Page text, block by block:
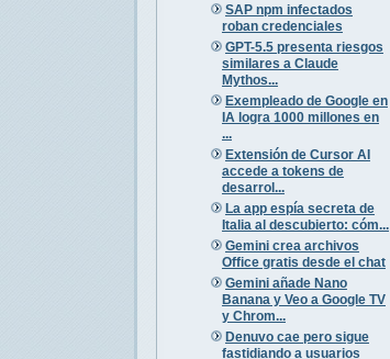
SAP npm infectados
roban credenciales
GPT-5.5 presenta riesgos
similares a Claude
Mythos...
Exempleado de Google en
IA logra 1000 millones en
...
Extensión de Cursor AI
accede a tokens de
desarrol...
La app espía secreta de
Italia al descubierto: cóm...
Gemini crea archivos
Office gratis desde el chat
Gemini añade Nano
Banana y Veo a Google TV
y Chrom...
Denuvo cae pero sigue
fastidiando a usuarios